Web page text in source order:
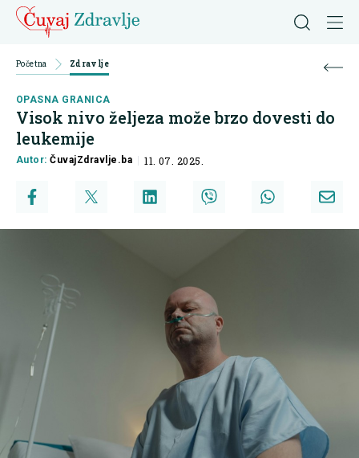
Početna Zdravlje
OPASNA GRANICA
Visok nivo željeza može brzo dovesti do
leukemije
Autor:ČuvajZdravlje.ba 11. 07. 2025.